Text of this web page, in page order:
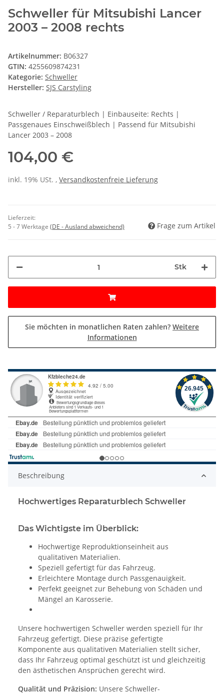
Schweller für Mitsubishi Lancer
2003 – 2008 rechts
Artikelnummer: B06327
GTIN: 4255609874231
Kategorie: Schweller
Hersteller: SJS Carstyling
Schweller / Reparaturblech | Einbauseite: Rechts |
Passgenaues Einschweißblech | Passend für Mitsubishi
Lancer 2003 – 2008
104,00 €
inkl. 19% USt. , Versandkostenfreie Lieferung
Lieferzeit:
5 - 7 Werktage (DE - Ausland abweichend) Frage zum Artikel
Stk
Sie möchten in monatlichen Raten zahlen? Weitere
Informationen
Beschreibung
Hochwertiges Reparaturblech Schweller
Das Wichtigste im Überblick:
Hochwertige Reproduktionseinheit aus
qualitativen Materialien.
Speziell gefertigt für das Fahrzeug.
Erleichtere Montage durch Passgenauigkeit.
Perfekt geeignet zur Behebung von Schäden und
Mängel an Karosserie.
Unsere hochwertigen Schweller werden speziell für Ihr
Fahrzeug gefertigt. Diese präzise gefertigte
Komponente aus qualitativen Materialien stellt sicher,
dass Ihr Fahrzeug optimal geschützt ist und gleichzeitig
den ästhetischen Ansprüchen gerecht wird.
Qualität und Präzision: Unsere Schweller-